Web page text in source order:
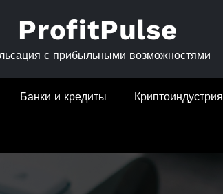
ProfitPulse
с прибыльными возможностями
Банки и кредиты Криптоиндустрия